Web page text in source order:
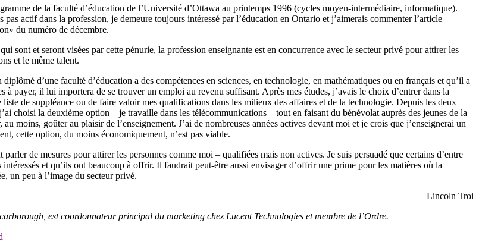
de la faculté d’éducation de l’Université d’Ottawa au printemps 1996 (cycles moyen-intermédiaire, informatique).
pas actif dans la profession, je demeure toujours intéressé par l’éducation en Ontario et j’aimerais commenter l’article
du numéro de décembre.
sont et seront visées par cette pénurie, la profession enseignante est en concurrence avec le secteur privé pour attirer les
et le même talent.
d’une faculté d’éducation a des compétences en sciences, en technologie, en mathématiques ou en français et qu’il a
à payer, il lui importera de se trouver un emploi au revenu suffisant. Après mes études, j’avais le choix d’entrer dans la
liste de suppléance ou de faire valoir mes qualifications dans les milieux des affaires et de la technologie. Depuis les deux
choisi la deuxième option – je travaille dans les télécommunications – tout en faisant du bénévolat auprès des jeunes de la
au moins, goûter au plaisir de l’enseignement. J’ai de nombreuses années actives devant moi et je crois que j’enseignerai un
cette option, du moins économiquement, n’est pas viable.
parler de mesures pour attirer les personnes comme moi – qualifiées mais non actives. Je suis persuadé que certains d’entre
et qu’ils ont beaucoup à offrir. Il faudrait peut-être aussi envisager d’offrir une prime pour les matières où la
un peu à l’image du secteur privé.
Lincoln Troi
est coordonnateur principal du marketing chez Lucent Technologies et membre de l’Ordre.